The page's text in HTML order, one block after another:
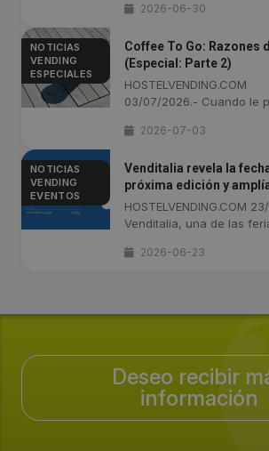
2026-06-30
NOTICIAS
VENDING
ESPECIALES
Coffee To Go: Razones
(Especial: Parte 2)
HOSTELVENDING.COM
03/07/2026.- Cuando le
2026-07-03
NOTICIAS
VENDING
EVENTOS
Venditalia revela la
próxima edición y
cuatro días
HOSTELVENDING.COM
Venditalia, una de las
2026-06-23
Deseo recibir
información